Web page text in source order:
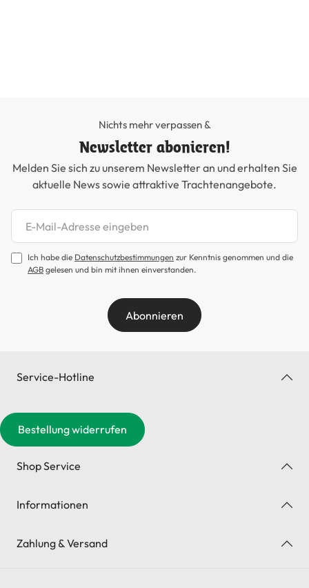
Nichts mehr verpassen &
Newsletter abonieren!
Melden Sie sich zu unserem Newsletter an und erhalten Sie
aktuelle News sowie attraktive Trachtenangebote.
Newsletter abonnieren
Ich habe die Datenschutzbestimmungen zur Kenntnis genommen und die
AGB gelesen und bin mit ihnen einverstanden.
Abonnieren
Service-Hotline
Bestellung widerrufen
Shop Service
Informationen
Zahlung & Versand